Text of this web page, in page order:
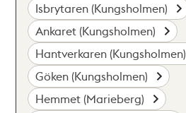
Isbrytaren (Kungsholmen)
Ankaret (Kungsholmen)
Hantverkaren (Kungsholmen)
Göken (Kungsholmen)
Hemmet (Marieberg)